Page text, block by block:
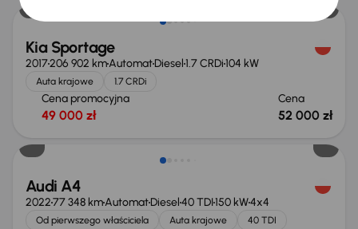
Kia Sportage
2017206 902 kmAutomatDiesel1.7 CRDi104 kW
Auta krajowe 1.7 CRDi
Cena promocyjna
49 000 zł
Cena
52 000 zł
Taniej o 1 000 zł
Audi A4
202277 348 kmAutomatDiesel40 TDI150 kW4x4
Od pierwszego właściciela Auta krajowe 40 TDI